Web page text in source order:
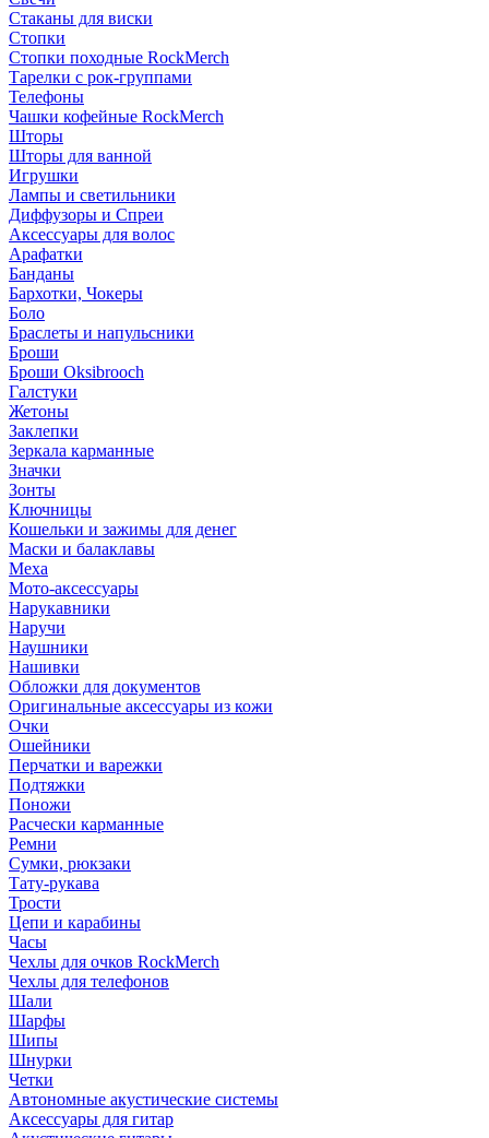
Стаканы для виски
Стопки
Стопки походные RockMerch
Тарелки с рок-группами
Телефоны
Чашки кофейные RockMerch
Шторы
Шторы для ванной
Игрушки
Лампы и светильники
Диффузоры и Спреи
Аксессуары для волос
Арафатки
Банданы
Бархотки, Чокеры
Боло
Браслеты и напульсники
Броши
Броши Oksibrooch
Галстуки
Жетоны
Заклепки
Зеркала карманные
Значки
Зонты
Ключницы
Кошельки и зажимы для денег
Маски и балаклавы
Меха
Мото-аксессуары
Нарукавники
Наручи
Наушники
Нашивки
Обложки для документов
Оригинальные аксессуары из кожи
Очки
Ошейники
Перчатки и варежки
Подтяжки
Поножи
Расчески карманные
Ремни
Сумки, рюкзаки
Тату-рукава
Трости
Цепи и карабины
Часы
Чехлы для очков RockMerch
Чехлы для телефонов
Шали
Шарфы
Шипы
Шнурки
Четки
Автономные акустические системы
Аксессуары для гитар